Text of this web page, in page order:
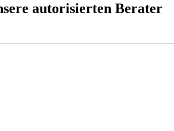
autorisierten Berater